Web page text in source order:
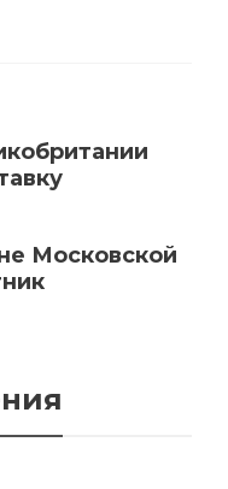
Московской